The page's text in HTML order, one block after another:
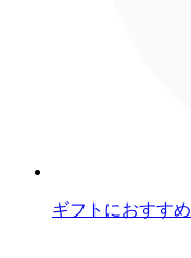
ギフトにおすすめ